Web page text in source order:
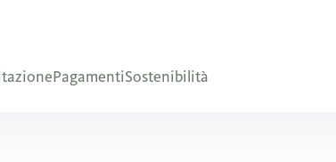
PagamentiSostenibilità